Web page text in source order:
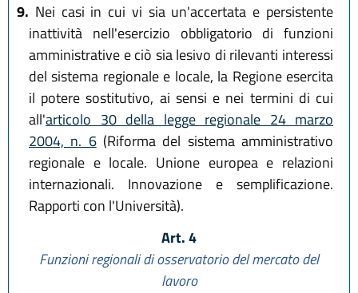
9. Nei casi in cui vi sia un'accertata e persistente
inattività nell'esercizio obbligatorio di funzioni
amministrative e ciò sia lesivo di rilevanti interessi
del sistema regionale e locale, la Regione esercita
il potere sostitutivo, ai sensi e nei termini di cui
all'articolo 30 della legge regionale 24 marzo
2004, n. 6(Riforma del sistema amministrativo
regionale e locale. Unione europea e relazioni
internazionali. Innovazione e semplificazione.
Rapporti con l'Università).
Art. 4
Funzioni regionali di osservatorio del mercato del
lavoro